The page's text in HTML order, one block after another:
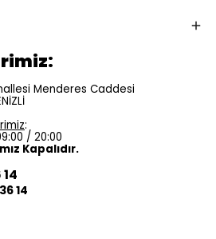
Menderes Caddesi
:
/ 20:00
Kapalıdır.
14